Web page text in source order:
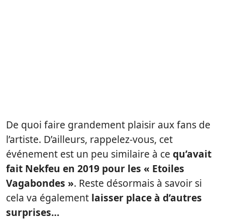
De quoi faire grandement plaisir aux fans de
l’artiste. D’ailleurs, rappelez-vous, cet
événement est un peu similaire à ce qu’avait
fait Nekfeu en 2019 pour les « Etoiles
Vagabondes ». Reste désormais à savoir si
cela va également laisser place à d’autres
surprises…